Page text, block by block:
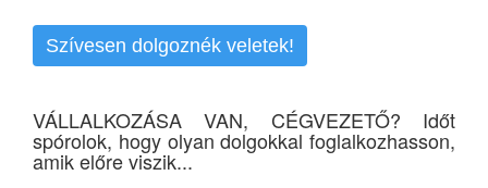
Szívesen dolgoznék veletek!
VÁLLALKOZÁSA VAN, CÉGVEZETŐ? Időt
spórolok, hogy olyan dolgokkal foglalkozhasson,
amik előre viszik...